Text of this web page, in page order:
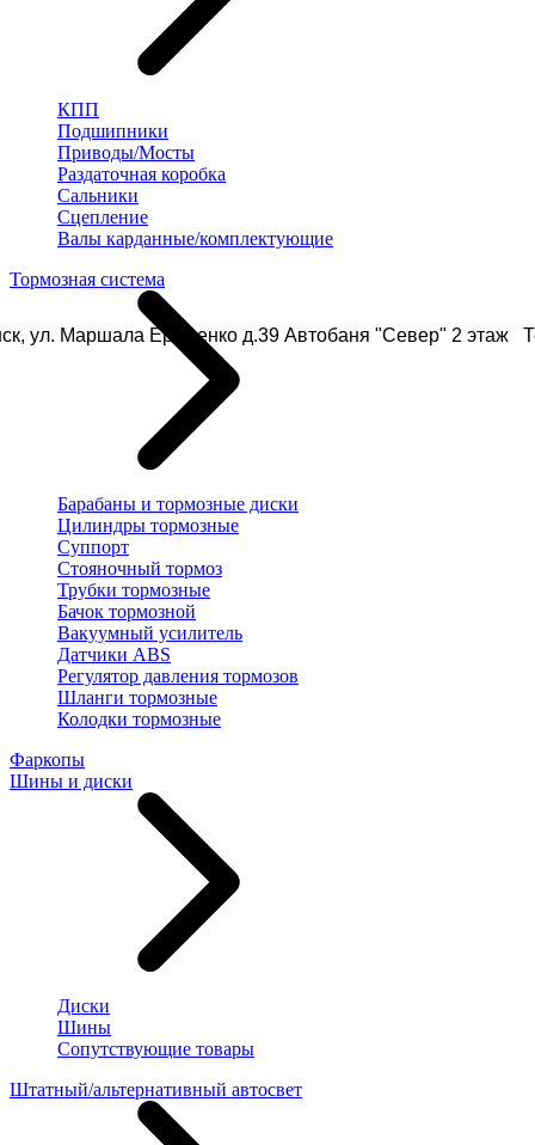
ул. Маршала Еременко д.39 Автобаня "Север" 2 этаж
КПП
Подшипники
Приводы/Мосты
Раздаточная коробка
Сальники
Сцепление
Валы карданные/комплектующие
Тормозная система
Барабаны и тормозные диски
Цилиндры тормозные
Суппорт
Стояночный тормоз
Трубки тормозные
Бачок тормозной
Вакуумный усилитель
Датчики ABS
Регулятор давления тормозов
Шланги тормозные
Колодки тормозные
Фаркопы
Шины и диски
Диски
Шины
Сопутствующие товары
Штатный/альтернативный автосвет